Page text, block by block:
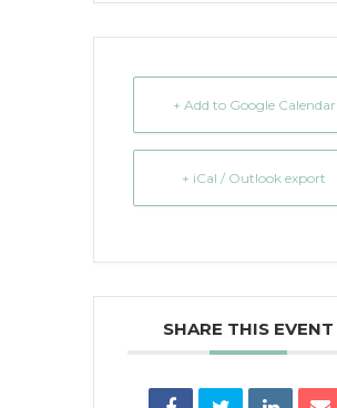
+ Add to Google Calendar
+ iCal / Outlook export
SHARE THIS EVENT